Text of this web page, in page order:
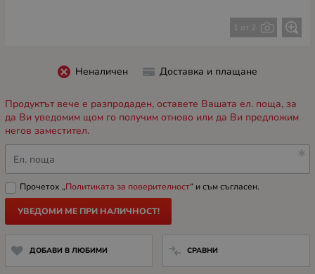
1 от 2
Неналичен Доставка и плащане
Продуктът вече е разпродаден, оставете Вашата ел. поща, за
да Ви уведомим щом го получим отново или да Ви предложим
негов заместител.
Ел. поща
Прочетох „Политиката за поверителност“ и съм съгласен.
УВЕДОМИ МЕ ПРИ НАЛИЧНОСТ!
ДОБАВИ В ЛЮБИМИ СРАВНИ